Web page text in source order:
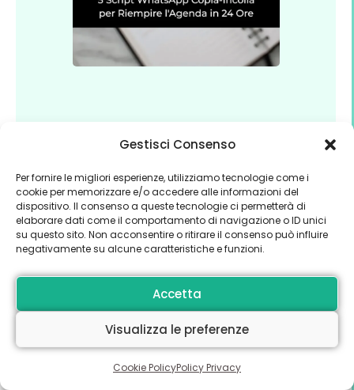
Gestisci Consenso
Per fornire le migliori esperienze, utilizziamo tecnologie come i
cookie per memorizzare e/o accedere alle informazioni del
dispositivo. Il consenso a queste tecnologie ci permetterà di
elaborare dati come il comportamento di navigazione o ID unici
su questo sito. Non acconsentire o ritirare il consenso può influire
negativamente su alcune caratteristiche e funzioni.
Accetta
Visualizza le preferenze
Cookie PolicyPolicy Privacy
Agenda vuota? NON
sprecare un altro
giorno.
Scarica i 5 Script WhatsApp Copia-
Incolla che uso per riempire
l'agenda dei Centri Estetici in 24 ore.